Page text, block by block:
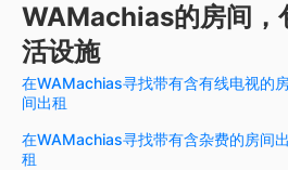
WAMachias的房间，
活设施
在WAMachias寻找带有含有线电视的
间出租
在WAMachias寻找带有含杂费的房间出
租